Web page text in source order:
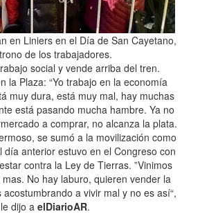
en Liniers en el Día de San Cayetano,
de los trabajadores.
social y vende arriba del tren.
la Plaza: “Yo trabajo en la economía
muy dura, está muy mal, hay muchas
está pasando mucha hambre. Ya no
a comprar, no alcanza la plata.
se sumó a la movilización como
día anterior estuvo en el Congreso con
contra la Ley de Tierras. ”Vinimos
No hay laburo, quieren vender la
a vivir mal y no es así“,
le dijo a elDiarioAR.